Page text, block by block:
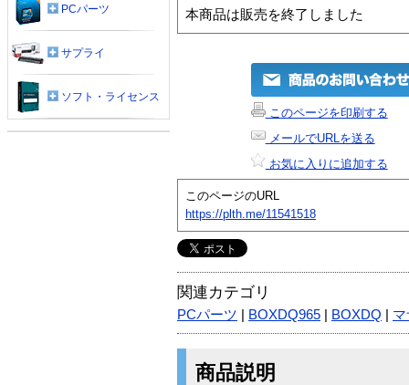
本商品は販売を終了しました
このページを印刷する
メールでURLを送る
お気に入りに追加する
このページのURL
https://plth.me/11541518
関連カテゴリ
PCパーツ BOXDQ965 BOXDQ
商品説明
PCパーツ
サプライ
ソフト・ライセンス